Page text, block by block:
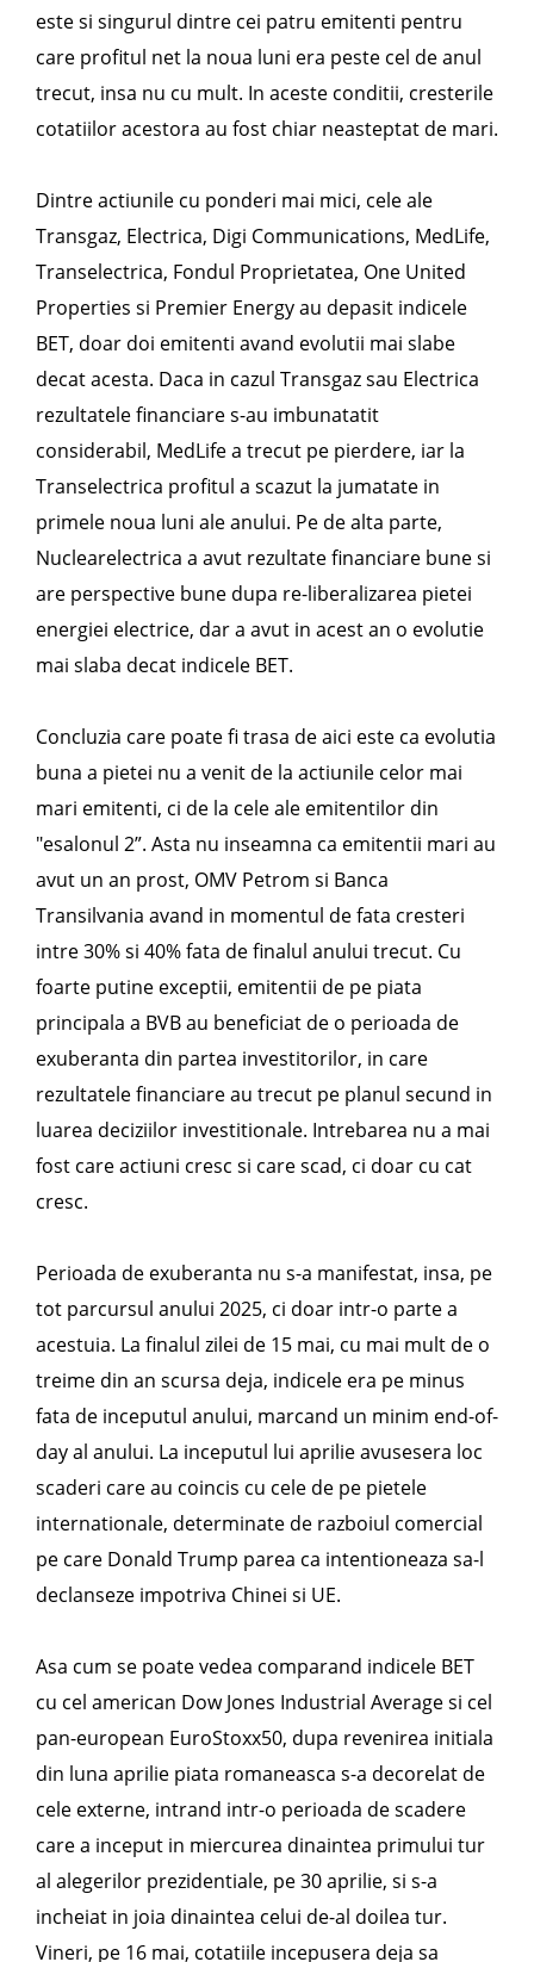
este si singurul dintre cei patru emitenti pentru
care profitul net la noua luni era peste cel de anul
trecut, insa nu cu mult. In aceste conditii, cresterile
cotatiilor acestora au fost chiar neasteptat de mari.
Dintre actiunile cu ponderi mai mici, cele ale
Transgaz, Electrica, Digi Communications, MedLife,
Transelectrica, Fondul Proprietatea, One United
Properties si Premier Energy au depasit indicele
BET, doar doi emitenti avand evolutii mai slabe
decat acesta. Daca in cazul Transgaz sau Electrica
rezultatele financiare s-au imbunatatit
considerabil, MedLife a trecut pe pierdere, iar la
Transelectrica profitul a scazut la jumatate in
primele noua luni ale anului. Pe de alta parte,
Nuclearelectrica a avut rezultate financiare bune si
are perspective bune dupa re-liberalizarea pietei
energiei electrice, dar a avut in acest an o evolutie
mai slaba decat indicele BET.
Concluzia care poate fi trasa de aici este ca evolutia
buna a pietei nu a venit de la actiunile celor mai
mari emitenti, ci de la cele ale emitentilor din
"esalonul 2”. Asta nu inseamna ca emitentii mari au
avut un an prost, OMV Petrom si Banca
Transilvania avand in momentul de fata cresteri
intre 30% si 40% fata de finalul anului trecut. Cu
foarte putine exceptii, emitentii de pe piata
principala a BVB au beneficiat de o perioada de
exuberanta din partea investitorilor, in care
rezultatele financiare au trecut pe planul secund in
luarea deciziilor investitionale. Intrebarea nu a mai
fost care actiuni cresc si care scad, ci doar cu cat
cresc.
Perioada de exuberanta nu s-a manifestat, insa, pe
tot parcursul anului 2025, ci doar intr-o parte a
acestuia. La finalul zilei de 15 mai, cu mai mult de o
treime din an scursa deja, indicele era pe minus
fata de inceputul anului, marcand un minim end-of-
day al anului. La inceputul lui aprilie avusesera loc
scaderi care au coincis cu cele de pe pietele
internationale, determinate de razboiul comercial
pe care Donald Trump parea ca intentioneaza sa-l
declanseze impotriva Chinei si UE.
Asa cum se poate vedea comparand indicele BET
cu cel american Dow Jones Industrial Average si cel
pan-european EuroStoxx50, dupa revenirea initiala
din luna aprilie piata romaneasca s-a decorelat de
cele externe, intrand intr-o perioada de scadere
care a inceput in miercurea dinaintea primului tur
al alegerilor prezidentiale, pe 30 aprilie, si s-a
incheiat in joia dinaintea celui de-al doilea tur.
Vineri, pe 16 mai, cotatiile incepusera deja sa